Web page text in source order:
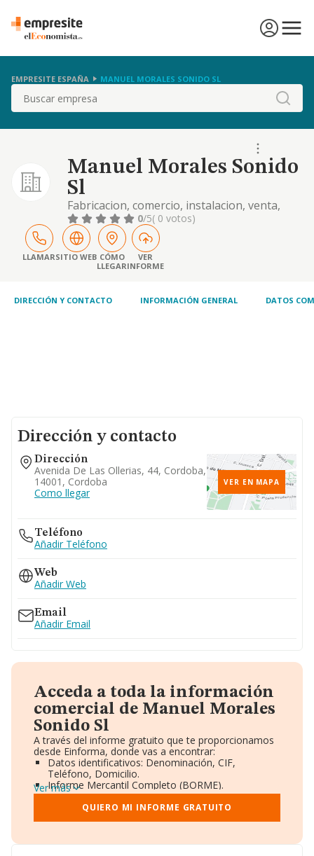
EMPRESITE ESPAÑA MANUEL MORALES SONIDO SL
Buscar
Manuel Morales Sonido
Sl
Fabricacion, comercio, instalacion, venta,
alquiler y reparacion de aparatos de sonido
y luminotecnia.
0/5( 0 votos)
LLAMARSITIO WEB CÓMO
LLEGAR
VER
INFORME
DIRECCIÓN Y CONTACTO INFORMACIÓN GENERAL DATOS
Dirección y contacto
Dirección
Avenida De Las Ollerias, 44, Cordoba,
14001, Cordoba
Como llegar
VER EN MAPA
Teléfono
Añadir Teléfono
Web
Añadir Web
Email
Añadir Email
Acceda a toda la información
comercial de Manuel Morales
Sonido Sl
A través del informe gratuito que te proporcionamos
desde Einforma, donde vas a encontrar:
Datos identificativos: Denominación, CIF,
Teléfono, Domicilio.
Informe Mercantil Completo (BORME).
Gráficos de Evolución Ventas y Empleados.
Consejo de Administración y Administradores.
Directivos y Ejecutivos.
Ver más
QUIERO MI INFORME GRATUITO